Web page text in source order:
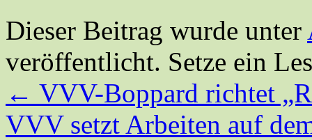
Dieser Beitrag wurde unter
veröffentlicht. Setze ein
← VVV-Boppard richtet
VVV setzt Arbeiten auf